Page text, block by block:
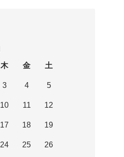
木 金 土
3 4 5
10 11 12
17 18 19
24 25 26